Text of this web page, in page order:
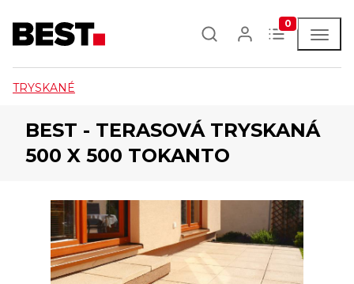
0
TRYSKANÉ
BEST - TERASOVÁ TRYSKANÁ
500 X 500 TOKANTO